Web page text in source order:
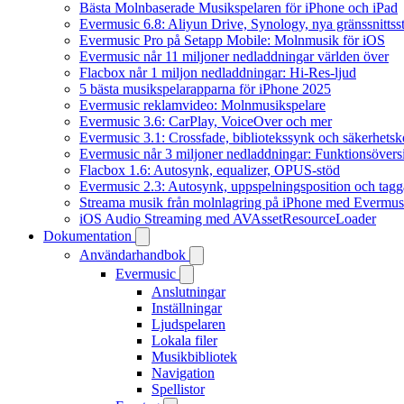
Bästa Molnbaserade Musikspelaren för iPhone och iPad
Evermusic 6.8: Aliyun Drive, Synology, nya
Evermusic Pro på Setapp Mobile: Molnmusik för iOS
Evermusic når 11 miljoner nedladdningar världen över
Flacbox når 1 miljon nedladdningar: Hi-Res-ljud
5 bästa musikspelarapparna för iPhone 2025
Evermusic reklamvideo: Molnmusikspelare
Evermusic 3.6: CarPlay, VoiceOver och mer
Evermusic 3.1: Crossfade, bibliotekssynk och
Evermusic når 3 miljoner nedladdningar:
Flacbox 1.6: Autosynk, equalizer, OPUS-stöd
Evermusic 2.3: Autosynk, uppspelningsposition och
Streama musik från molnlagring på iPhone med
iOS Audio Streaming med AVAssetResourceLoader
Dokumentation
Användarhandbok
Evermusic
Anslutningar
Inställningar
Ljudspelaren
Lokala filer
Musikbibliotek
Navigation
Spellistor